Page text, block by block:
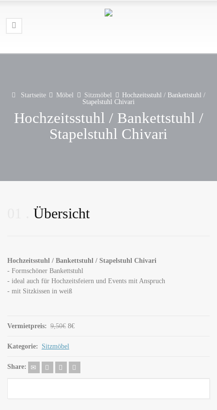
Startseite Möbel Sitzmöbel
Hochzeitsstuhl / Bankettstuhl /
Stapelstuhl Chivari
Hochzeitsstuhl / Bankettstuhl /
Stapelstuhl Chivari
Übersicht
Hochzeitsstuhl / Bankettstuhl / Stapelstuhl Chivari
- Formschöner Bankettstuhl
- ideal auch für Hochzeitsfeiern und Events mit Anspruch
- mit Sitzkissen in weiß
Vermietpreis: 9,50€ 8€
Kategorie: Sitzmöbel
Share: